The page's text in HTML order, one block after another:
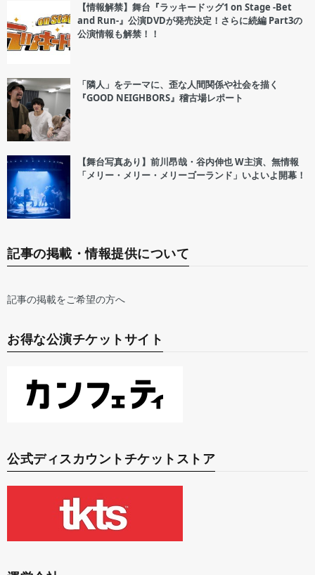
【情報解禁】舞台『ラッキードッグ1 on Stage -Bet
and Run-』公演DVDが発売決定！さらに続編 Part3の
公演情報も解禁！！
「隣人」をテーマに、歪な人間関係や社会を描く
『GOOD NEIGHBORS』稽古場レポート
【舞台写真あり】前川昂哉・谷内伸也 W主演、無情報
「メリー・メリー・メリーゴーランド」いよいよ開幕！
記事の掲載・情報提供について
記事の掲載をご希望の方へ
お得な公演チケットサイト
公式ディスカウントチケットストア